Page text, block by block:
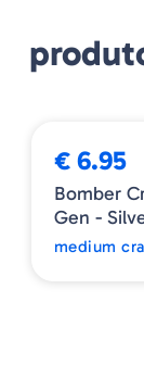
€ 6.95
Bomber
Gen -
medium